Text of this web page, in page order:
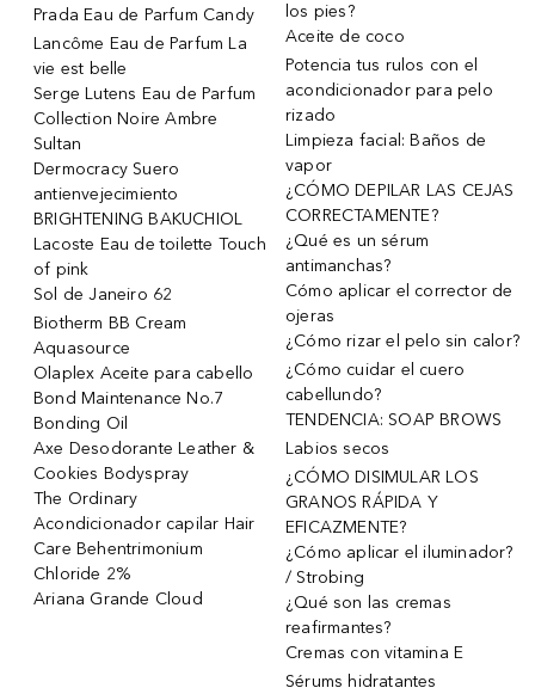
Prada Eau de Parfum Candy
Lancôme Eau de Parfum La
vie est belle
Serge Lutens Eau de Parfum
Collection Noire Ambre
Sultan
Dermocracy Suero
antienvejecimiento
BRIGHTENING BAKUCHIOL
Lacoste Eau de toilette Touch
of pink
Sol de Janeiro 62
Biotherm BB Cream
Aquasource
Olaplex Aceite para cabello
Bond Maintenance No.7
Bonding Oil
Axe Desodorante Leather &
Cookies Bodyspray
The Ordinary
Acondicionador capilar Hair
Care Behentrimonium
Chloride 2%
Ariana Grande Cloud
los pies?
Aceite de coco
Potencia tus rulos con el
acondicionador para pelo
rizado
Limpieza facial: Baños de
vapor
¿CÓMO DEPILAR LAS CEJAS
CORRECTAMENTE?
¿Qué es un sérum
antimanchas?
Cómo aplicar el corrector de
ojeras
¿Cómo rizar el pelo sin calor?
¿Cómo cuidar el cuero
cabellundo?
TENDENCIA: SOAP BROWS
Labios secos
¿CÓMO DISIMULAR LOS
GRANOS RÁPIDA Y
EFICAZMENTE?
¿Cómo aplicar el iluminador?
/ Strobing
¿Qué son las cremas
reafirmantes?
Cremas con vitamina E
Sérums hidratantes